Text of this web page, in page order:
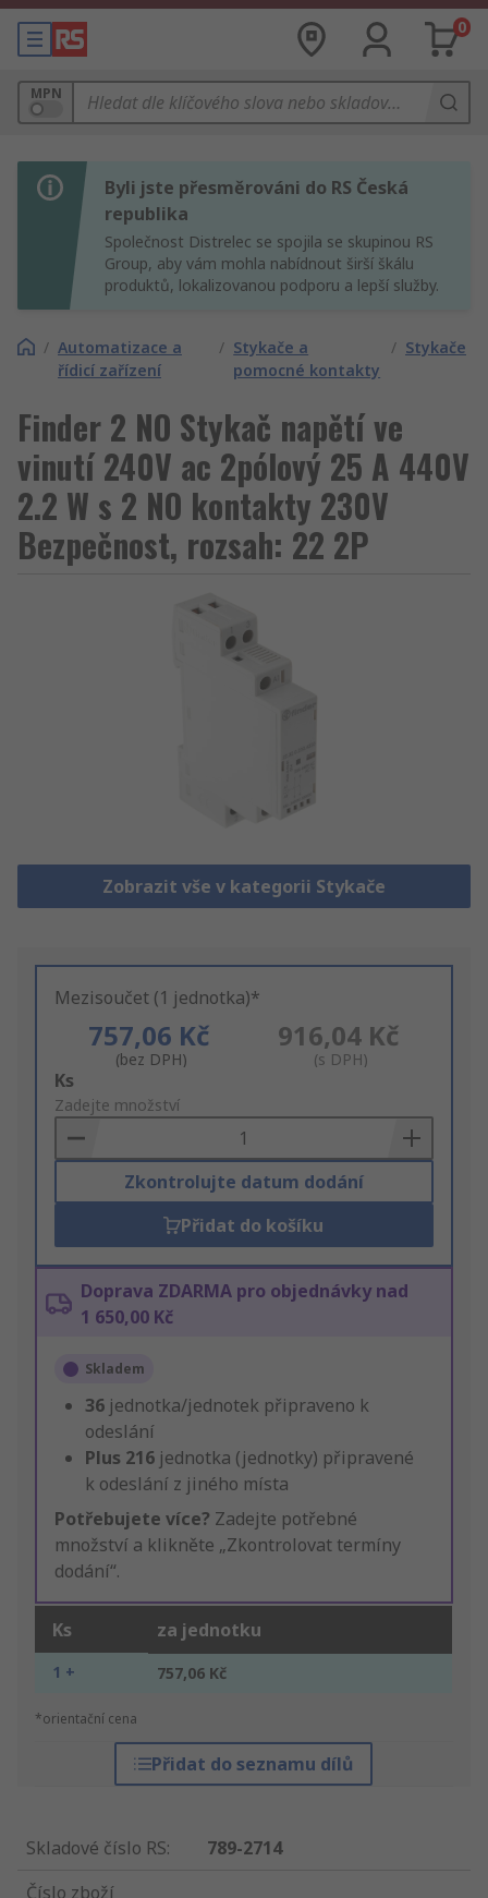
0
MPN
Byli jste přesměrováni do RS Česká
republika
Společnost Distrelec se spojila se skupinou RS
Group, aby vám mohla nabídnout širší škálu
produktů, lokalizovanou podporu a lepší služby.
/ Automatizace a
řídicí zařízení
/ Stykače a
pomocné kontakty
/ Stykače
Finder 2 NO Stykač napětí ve
vinutí 240V ac 2pólový 25 A 440V
2.2 W s 2 NO kontakty 230V
Bezpečnost, rozsah: 22 2P
Zobrazit vše v kategorii Stykače
Mezisoučet (1 jednotka)*
757,06 Kč
(bez DPH)
916,04 Kč
(s DPH)
Add
to
Basket
Ks
Zadejte množství
Zkontrolujte datum dodání
Přidat do košíku
Doprava ZDARMA pro objednávky nad
1 650,00 Kč
Skladem
36 jednotka/jednotek připraveno k
odeslání
Plus 216 jednotka (jednotky) připravené
k odeslání z jiného místa
Potřebujete více? Zadejte potřebné
množství a klikněte „Zkontrolovat termíny
dodání“.
Ks za jednotku
1 + 757,06 Kč
*orientační cena
Přidat do seznamu dílů
Skladové číslo RS:
789-2714
Číslo zboží